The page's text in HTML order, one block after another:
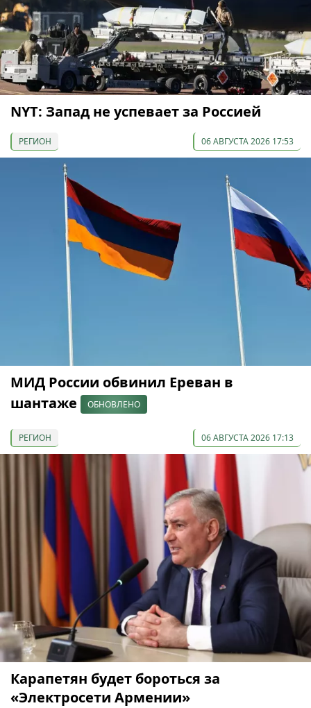
NYT: Запад не успевает за Россией
РЕГИОН 06 АВГУСТА 2026 17:53
МИД России обвинил Ереван в
шантаже
ОБНОВЛЕНО
РЕГИОН 06 АВГУСТА 2026 17:13
Карапетян будет бороться за
«Электросети Армении»